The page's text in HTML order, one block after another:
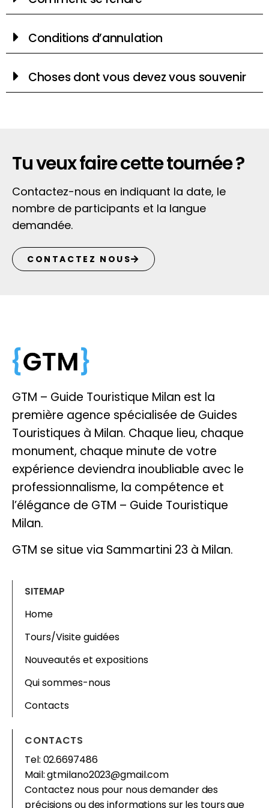
Conditions d’annulation
Choses dont vous devez vous souvenir
Tu veux faire cette tournée ?
Contactez-nous en indiquant la date, le
nombre de participants et la langue
demandée.
CONTACTEZ NOUS
GTM – Guide Touristique Milan est la
première agence spécialisée de Guides
Touristiques à Milan. Chaque lieu, chaque
monument, chaque minute de votre
expérience deviendra inoubliable avec le
professionnalisme, la compétence et
l’élégance de GTM – Guide Touristique
Milan.
GTM se situe via Sammartini 23 à Milan.
SITEMAP
Home
Tours/Visite guidées
Nouveautés et expositions
Qui sommes-nous
Contacts
CONTACTS
Tel: 02.6697486
Mail: gtmilano2023@gmail.com
Contactez nous pour nous demander des
précisions ou des informations sur les tours que